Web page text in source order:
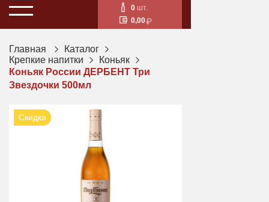
0 шт.
0,00
Главная
Каталог
Крепкие напитки
Коньяк
Коньяк России ДЕРБЕНТ Три
Звездочки 500мл
Скидка